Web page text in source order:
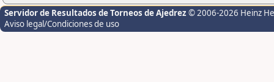
Servidor de Resultados de Torneos de Ajedrez © 2006-2026 Heinz
Aviso legal/Condiciones de uso